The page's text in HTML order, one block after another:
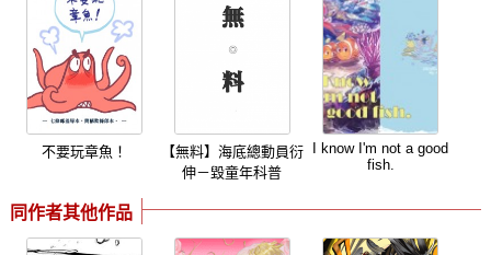
不要玩章魚！
【無料】海底總動員衍
伸－毀童年科普
I know I'm not a good
fish.
同作者其他作品